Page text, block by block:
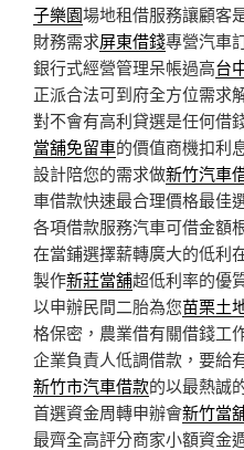
子樂園場地租借服務讓顧客
財務需求屏東借錢專營汽車
銀行式經營管理呆帳過高台
正派合法可到府全方位需求
對不會有高利貸選是任何借
當舖免留車的價值商機扣利
設計陪您的需求做新竹汽車
車借款快速最合理價格最佳
各項借款服務汽車可借金額
在當鋪選擇薪轉廣大的低利
製作新莊當舖超低利率的優
以申辦民間二胎為您苗栗土
格保密，農業借有關借錢工
企業負責人低調借款，要給
新竹市汽車借款的以最熱誠
首選資金周轉申辦會新竹當
最齊全高評分商家小額資金